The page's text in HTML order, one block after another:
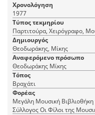
Χρονολόγηση
1977
Τύπος τεκμηρίου
Παρτιτούρα, Χειρόγραφο,
Δημιουργός
Θεοδωράκης, Μίκης
Αναφερόμενο πρόσωπο
Θεοδωράκης Μίκης
Τόπος
Βραχάτι
Φορέας
Μεγάλη Μουσική
Σύλλογος Οι Φίλοι της